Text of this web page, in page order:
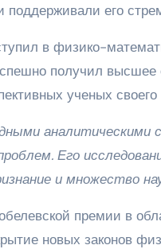
его
в физико-
получил
ученых
Его
и множество
премии в
новых законов